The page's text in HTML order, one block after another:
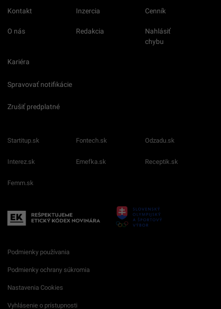
Kontakt Inzercia Cenník
O nás Redakcia
Nahlásiť
chybu
Kariéra
Spravovať notifikácie
Zrušiť predplatné
Startitup.sk Fontech.sk Odzadu.sk
Interez.sk Emefka.sk Receptik.sk
Femm.sk
Podmienky používania
Podmienky ochrany súkromia
Nastavenia Cookies
Vyhlásenie o prístupnosti